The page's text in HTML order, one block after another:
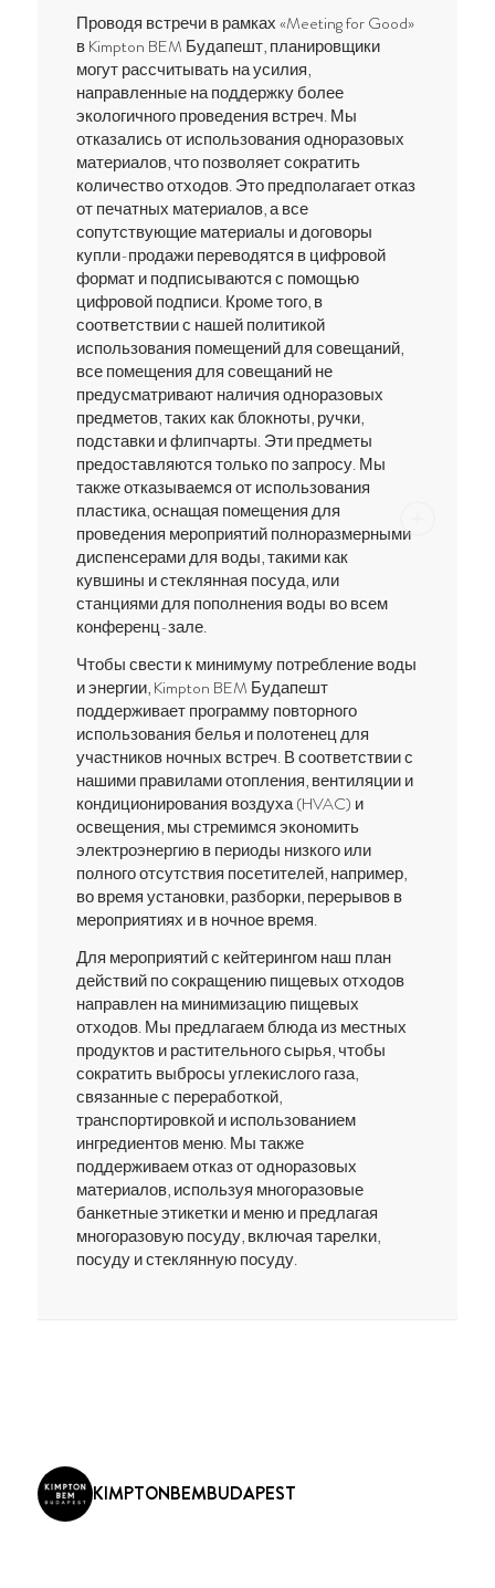
Проводя встречи в рамках «Meeting for Good»
в Kimpton BEM Будапешт, планировщики
могут рассчитывать на усилия,
направленные на поддержку более
экологичного проведения встреч. Мы
отказались от использования одноразовых
материалов, что позволяет сократить
количество отходов. Это предполагает отказ
от печатных материалов, а все
сопутствующие материалы и договоры
купли-продажи переводятся в цифровой
формат и подписываются с помощью
цифровой подписи. Кроме того, в
соответствии с нашей политикой
использования помещений для совещаний,
все помещения для совещаний не
предусматривают наличия одноразовых
предметов, таких как блокноты, ручки,
подставки и флипчарты. Эти предметы
предоставляются только по запросу. Мы
также отказываемся от использования
пластика, оснащая помещения для
проведения мероприятий полноразмерными
диспенсерами для воды, такими как
кувшины и стеклянная посуда, или
станциями для пополнения воды во всем
конференц-зале.
Чтобы свести к минимуму потребление воды
и энергии, Kimpton BEM Будапешт
поддерживает программу повторного
использования белья и полотенец для
участников ночных встреч. В соответствии с
нашими правилами отопления, вентиляции и
кондиционирования воздуха (HVAC) и
освещения, мы стремимся экономить
электроэнергию в периоды низкого или
полного отсутствия посетителей, например,
во время установки, разборки, перерывов в
мероприятиях и в ночное время.
Для мероприятий с кейтерингом наш план
действий по сокращению пищевых отходов
направлен на минимизацию пищевых
отходов. Мы предлагаем блюда из местных
продуктов и растительного сырья, чтобы
сократить выбросы углекислого газа,
связанные с переработкой,
транспортировкой и использованием
ингредиентов меню. Мы также
поддерживаем отказ от одноразовых
материалов, используя многоразовые
банкетные этикетки и меню и предлагая
многоразовую посуду, включая тарелки,
посуду и стеклянную посуду.
KIMPTONBEMBUDAPEST